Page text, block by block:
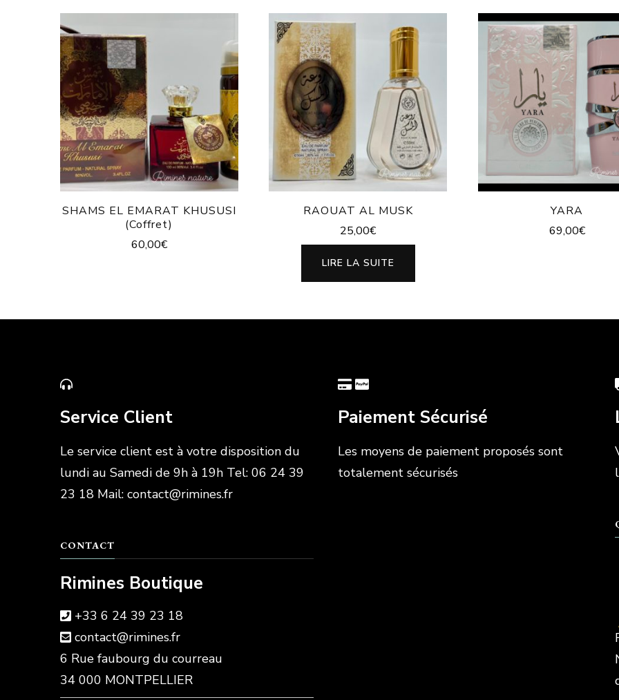
SHAMS EL EMARAT KHUSUSI
(Coffret)
60,00€
RAOUAT AL MUSK
25,00€
LIRE LA SUITE
YARA
69,00€
Service Client
Le service client est à votre disposition du
lundi au Samedi de 9h à 19h Tel: 06 24 39
23 18 Mail: contact@rimines.fr
CONTACT
Rimines Boutique
+33 6 24 39 23 18
contact@rimines.fr
6 Rue faubourg du courreau
34 000 MONTPELLIER
Paiement Sécurisé
Les moyens de paiement proposés sont
totalement sécurisés